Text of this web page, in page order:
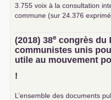
3.755 voix à la consultation
commune (sur 24.376
(2018) 38e congrès du
communistes unis
utile au mouvement
!
L’ensemble des documents